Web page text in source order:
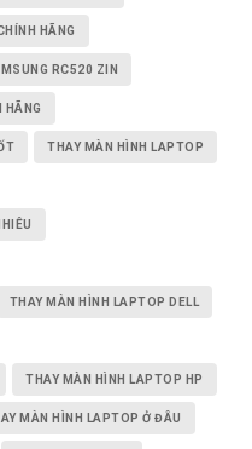
HÃNG
RC520 ZIN
HÃNG
THAY MÀN HÌNH LAPTOP
THAY MÀN HÌNH LAPTOP DELL
THAY MÀN HÌNH LAPTOP HP
MÀN HÌNH LAPTOP Ở ĐÂU